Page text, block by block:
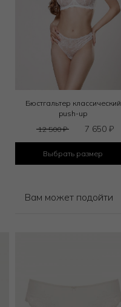
Бюстгальтер классический
push-up
12 500₽ 7 650₽
Выбрать размер
Вам может подойти